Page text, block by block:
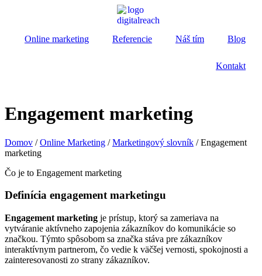
Online marketing Referencie Náš tím Blog
Kontakt
Engagement marketing
Domov /Online Marketing /Marketingový slovník /Engagement
marketing
Čo je to Engagement marketing
Definícia engagement marketingu
Engagement marketing je prístup, ktorý sa zameriava na
vytváranie aktívneho zapojenia zákazníkov do komunikácie so
značkou. Týmto spôsobom sa značka stáva pre zákazníkov
interaktívnym partnerom, čo vedie k väčšej vernosti, spokojnosti a
zainteresovanosti zo strany zákazníkov.